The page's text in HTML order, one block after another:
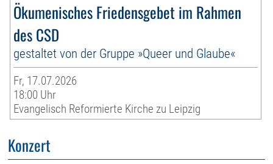
Ökumenisches Friedensgebet im Rahmen
des CSD
gestaltet von der Gruppe »Queer und Glaube«
Fr, 17.07.2026
18:00 Uhr
Evangelisch Reformierte Kirche zu Leipzig
Konzert